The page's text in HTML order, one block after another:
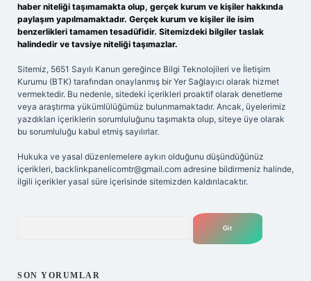
haber niteliği taşımamakta olup, gerçek kurum ve kişiler hakkında
paylaşım yapılmamaktadır. Gerçek kurum ve kişiler ile isim
benzerlikleri tamamen tesadüfidir. Sitemizdeki bilgiler taslak
halindedir ve tavsiye niteliği taşımazlar.
Sitemiz, 5651 Sayılı Kanun gereğince Bilgi Teknolojileri ve İletişim
Kurumu (BTK) tarafından onaylanmış bir Yer Sağlayıcı olarak hizmet
vermektedir. Bu nedenle, sitedeki içerikleri proaktif olarak denetleme
veya araştırma yükümlülüğümüz bulunmamaktadır. Ancak, üyelerimiz
yazdıkları içeriklerin sorumluluğunu taşımakta olup, siteye üye olarak
bu sorumluluğu kabul etmiş sayılırlar.
Hukuka ve yasal düzenlemelere aykırı olduğunu düşündüğünüz
içerikleri, backlinkpanelicomtr@gmail.com adresine bildirmeniz halinde,
ilgili içerikler yasal süre içerisinde sitemizden kaldırılacaktır.
SON YORUMLAR